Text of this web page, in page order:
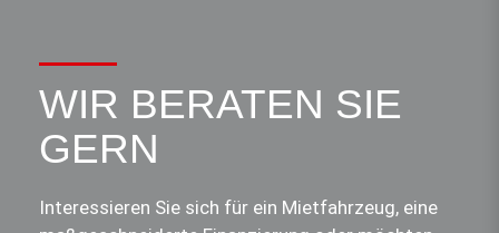
WIR BERATEN SIE
GERN
Interessieren Sie sich für ein Mietfahrzeug, eine